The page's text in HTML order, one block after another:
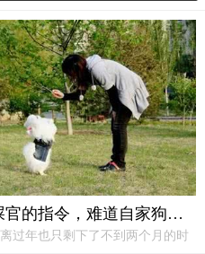
别人家的狗狗都会执行铲屎官的指令，难道自家狗狗智商不够?
过年也只剩下了不到两个月的时